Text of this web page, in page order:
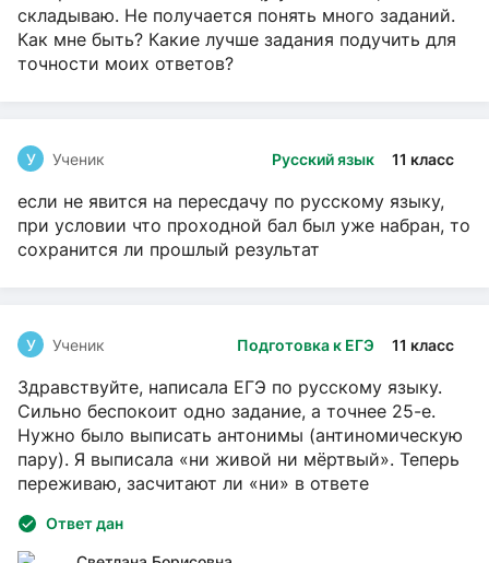
складываю. Не получается понять много заданий.
Как мне быть? Какие лучше задания подучить для
точности моих ответов?
Русский язык 11 класс
У Ученик
если не явится на пересдачу по русскому языку,
при условии что проходной бал был уже набран, то
сохранится ли прошлый результат
Подготовка к ЕГЭ 11 класс
У Ученик
Здравствуйте, написала ЕГЭ по русскому языку.
Сильно беспокоит одно задание, а точнее 25-е.
Нужно было выписать антонимы (антиномическую
пару). Я выписала «ни живой ни мёртвый». Теперь
переживаю, засчитают ли «ни» в ответе
Ответ дан